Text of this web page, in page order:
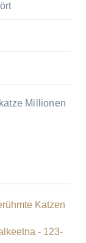
Millionen
Katzen
- 123-